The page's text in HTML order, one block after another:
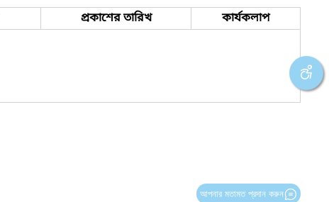
প্রকাশের তারিখ কার্যকলাপ
আপনার মতামত প্রদান করুন